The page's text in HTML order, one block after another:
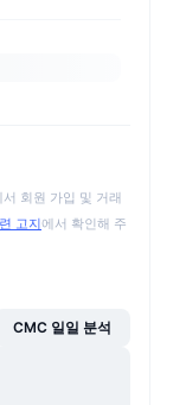
회원 가입 및 거래
고지에서 확인해 주
CMC 일일 분석